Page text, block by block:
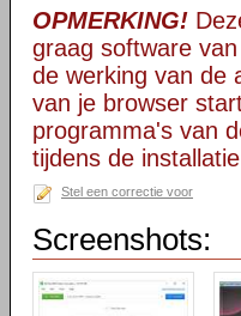
OPMERKING!
graag software
de werking van de
van je browser
programma's van
tijdens de
Stel een correctie voor
Screenshots: